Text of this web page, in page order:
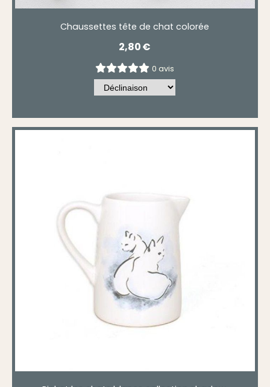
Chaussettes tête de chat colorée
2,80€
0 avis